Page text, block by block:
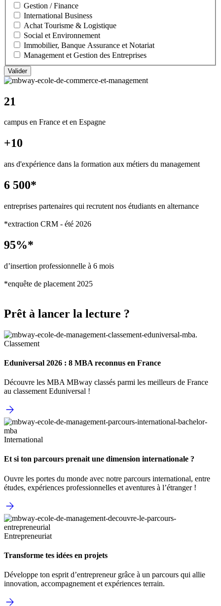
Gestion / Finance
International Business
Achat Tourisme & Logistique
Social et Environnement
Immobilier, Banque Assurance et Notariat
Management et Gestion des Entreprises
21
campus en France et en Espagne
+10
ans d'expérience dans la formation aux métiers du management
6 500*
entreprises partenaires qui recrutent nos étudiants en alternance
*extraction CRM - été 2026
95%*
d’insertion professionnelle à 6 mois
*enquête de placement 2025
Prêt à lancer la lecture ?
Classement
Eduniversal 2026 : 8 MBA reconnus en France
Découvre les MBA MBway classés parmi les meilleurs de France
au classement Eduniversal !
International
Et si ton parcours prenait une dimension internationale ?
Ouvre les portes du monde avec notre parcours international, entre
études, expériences professionnelles et aventures à l’étranger !
Entrepreneuriat
Transforme tes idées en projets
Développe ton esprit d’entrepreneur grâce à un parcours qui allie
innovation, accompagnement et expériences terrain.